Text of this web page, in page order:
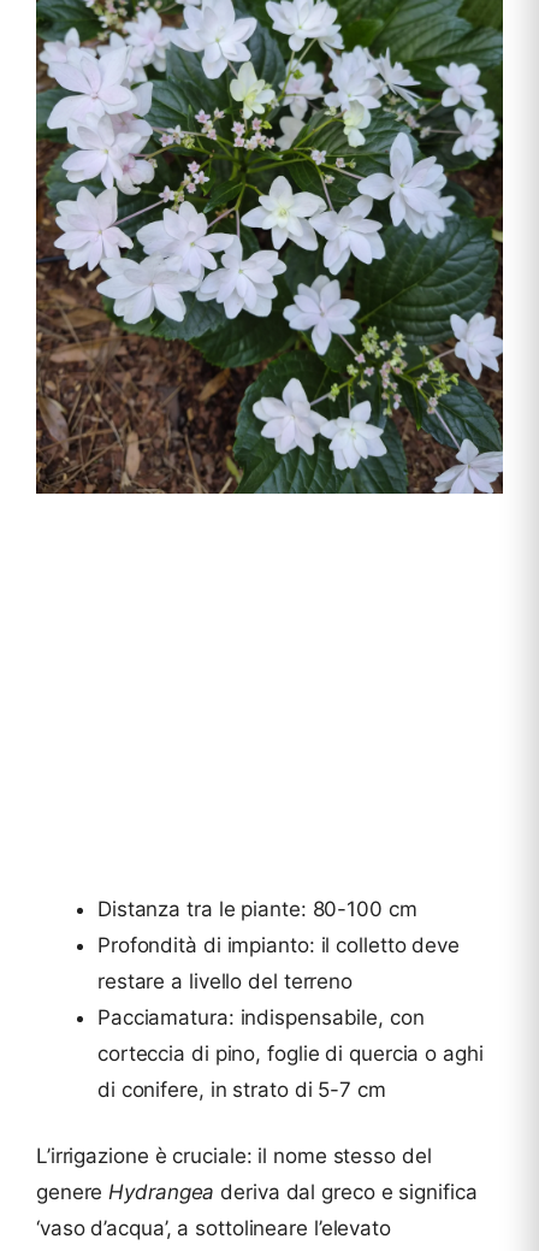
Distanza tra le piante: 80-100 cm
Profondità di impianto: il colletto deve
restare a livello del terreno
Pacciamatura: indispensabile, con
corteccia di pino, foglie di quercia o aghi
di conifere, in strato di 5-7 cm
L’irrigazione è cruciale: il nome stesso del
genereHydrangea deriva dal greco e significa
‘vaso d’acqua’, a sottolineare l’elevato